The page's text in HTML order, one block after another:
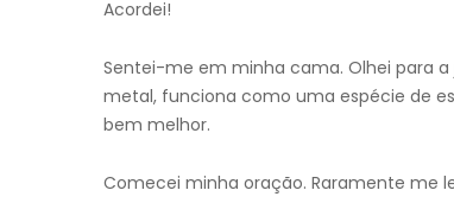
Acordei!
Sentei-me em minha cama. Olhei para
metal, funciona como uma espécie de
bem melhor.
Comecei minha oração. Raramente me